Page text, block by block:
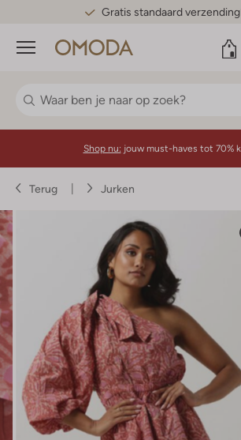
Gratis standaard
Menu
Shop nu: jouw must-haves tot 70%
Terug Jurken